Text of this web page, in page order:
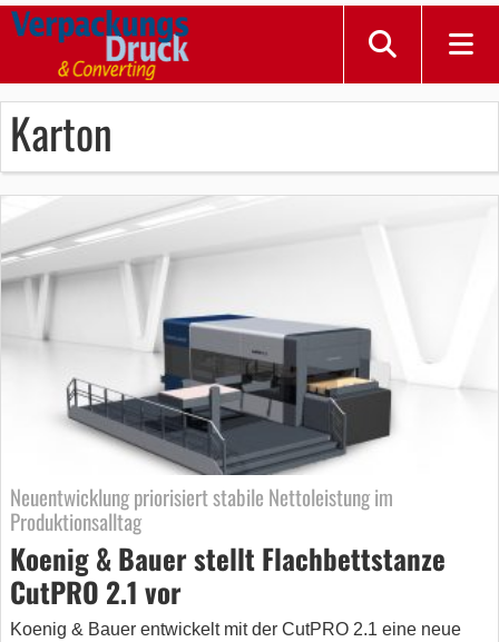
Karton
Neuentwicklung priorisiert stabile Nettoleistung im
Produktionsalltag
Koenig & Bauer stellt Flachbettstanze
CutPRO 2.1 vor
Koenig & Bauer entwickelt mit der CutPRO 2.1 eine neue